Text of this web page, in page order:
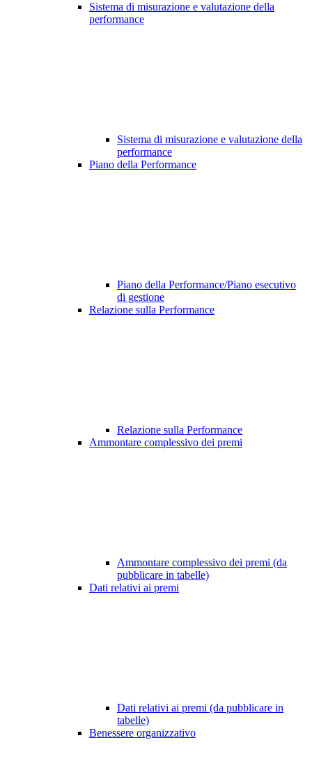
Sistema di misurazione e valutazione della
performance
Sistema di misurazione e valutazione della
performance
Piano della Performance
Piano della Performance/Piano esecutivo
di gestione
Relazione sulla Performance
Relazione sulla Performance
Ammontare complessivo dei premi
Ammontare complessivo dei premi (da
pubblicare in tabelle)
Dati relativi ai premi
Dati relativi ai premi (da pubblicare in
tabelle)
Benessere organizzativo